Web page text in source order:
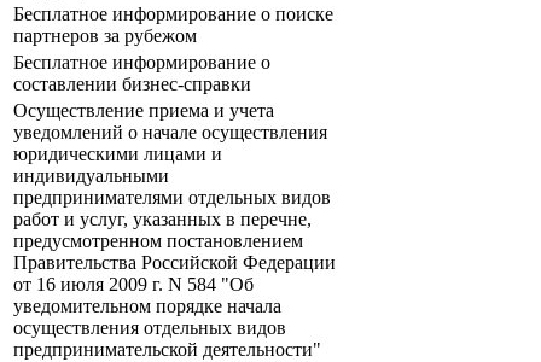
Бесплатное информирование о поиске
партнеров за рубежом
Бесплатное информирование о
составлении бизнес-справки
Осуществление приема и учета
уведомлений о начале осуществления
юридическими лицами и
индивидуальными
предпринимателями отдельных видов
работ и услуг, указанных в перечне,
предусмотренном постановлением
Правительства Российской Федерации
от 16 июля 2009 г. N 584 "Об
уведомительном порядке начала
осуществления отдельных видов
предпринимательской деятельности"